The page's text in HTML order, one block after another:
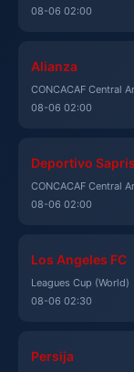
08-06 02:00
Alianza
CONCACAF Central
08-06 02:00
Deportivo
CONCACAF Central
08-06 02:00
Los Angeles FC
Leagues Cup (World)
08-06 02:30
Persija